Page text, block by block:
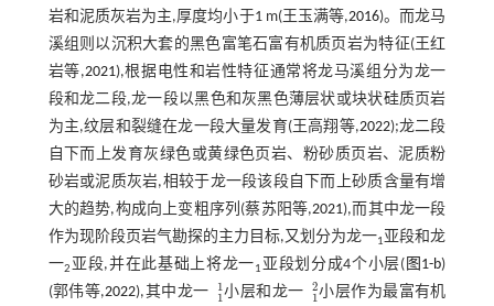
岩和泥质灰岩为主,厚度均小于1 m(王玉满等,2016)。而龙马
溪组则以沉积大套的黑色富笔石富有机质页岩为特征(王红
岩等,2021),根据电性和岩性特征通常将龙马溪组分为龙一
段和龙二段,龙一段以黑色和灰黑色薄层状或块状硅质页岩
为主,纹层和裂缝在龙一段大量发育(王高翔等,2022);龙二段
自下而上发育灰绿色或黄绿色页岩、粉砂质页岩、泥质粉
砂岩或泥质灰岩,相较于龙一段该段自下而上砂质含量有增
大的趋势,构成向上变粗序列(蔡苏阳等,2021),而其中龙一段
作为现阶段页岩气勘探的主力目标,又划分为龙一1亚段和龙
一2亚段,并在此基础上将龙一1亚段划分成4个小层( 图1-b)
(郭伟等,2022),其中龙一 1
111
小层和龙一 2
1
12
小层作为最富有机